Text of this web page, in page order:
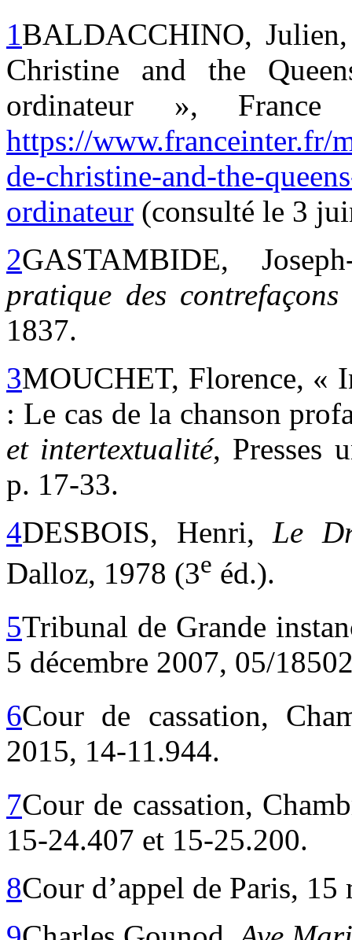
1BALDACCHINO,
Christine and the
ordinateur »,
https://www.franceinter.fr/
de-christine-and-the-
ordinateur (consulté le 3
2GASTAMBIDE,
pratique des
1837.
3MOUCHET, Florence, «
: Le cas de la chanson
et intertextualité, Presses
p. 17-33.
4DESBOIS, Henri,Le
Dalloz, 1978 (3e éd.).
5Tribunal de Grande
5 décembre 2007, 05/
6Cour de cassation,
2015, 14-11.944.
7Cour de cassation,
15-24.407 et 15-25.200.
8Cour d’appel de Paris,